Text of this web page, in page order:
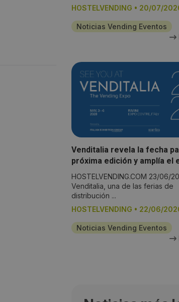
HOSTELVENDING • 20/07/
Noticias Vending Eventos
Venditalia revela la fecha
próxima edición y amplía el
cuatro días
HOSTELVENDING.COM 23/06/
Venditalia, una de las ferias de
distribución ...
HOSTELVENDING • 22/06/
Noticias Vending Eventos